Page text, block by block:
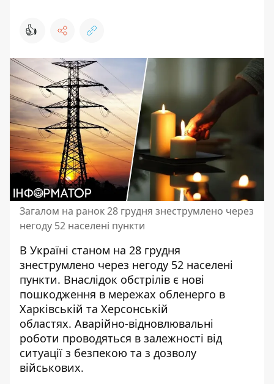
👍
Загалом на ранок 28 грудня знеструмлено через
негоду 52 населені пункти
В Україні станом на 28 грудня
знеструмлено через негоду 52 населені
пункти. Внаслідок обстрілів є нові
пошкодження в мережах обленерго в
Харківській та Херсонській
областях. Аварійно-відновлювальні
роботи проводяться в залежності від
ситуації з безпекою та з дозволу
військових.